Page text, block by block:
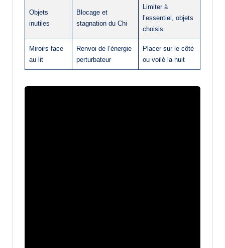
Objets
inutiles
Blocage et
stagnation du Chi
Limiter à
l’essentiel, objets
choisis
Miroirs face
au lit
Renvoi de l’énergie
perturbateur
Placer sur le côté
ou voilé la nuit